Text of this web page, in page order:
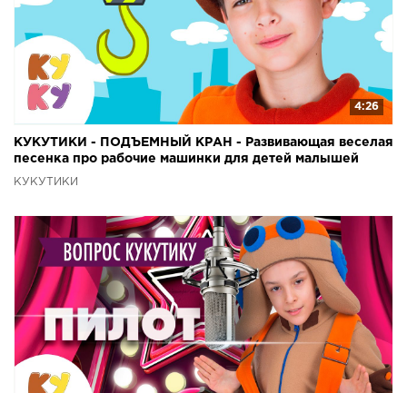
4:26
КУКУТИКИ - ПОДЪЕМНЫЙ КРАН - Развивающая веселая
песенка про рабочие машинки для детей малышей
КУКУТИКИ